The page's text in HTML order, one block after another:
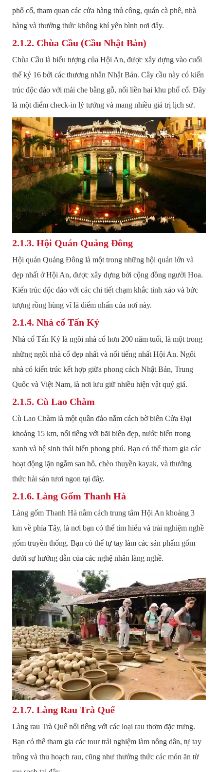
phố cổ, tham quan các cửa hàng thủ công, quán cà phê, nhà
hàng và thưởng thức không khí yên bình nơi đây.
2.1.2. Chùa Cầu (Cầu Nhật Bản)
Chùa Cầu là biểu tượng của Hội An, được xây dựng vào cuối
thế kỷ 16 bởi các thương nhân Nhật Bản. Cây cầu này có kiến
trúc độc đáo với mái che bằng gỗ, nối liền hai khu phố cổ. Đây
là một điểm check-in lý tưởng và mang nhiều giá trị lịch sử.
2.1.3. Hội Quán Quảng Đông
Hội quán Quảng Đông là một trong những hội quán lớn và
đẹp nhất ở Hội An, được xây dựng bởi cộng đồng người Hoa.
Kiến trúc độc đáo với các chi tiết chạm khắc tinh xảo và bức
tượng rồng hùng vĩ là điểm nhấn của nơi này.
2.1.4. Nhà cổ Tấn Ký
Nhà cổ Tấn Ký là ngôi nhà cổ hơn 200 năm tuổi, là một trong
những ngôi nhà cổ đẹp nhất và nổi tiếng nhất Hội An. Ngôi
nhà có kiến trúc kết hợp giữa phong cách Nhật Bản, Trung
Quốc và Việt Nam, là nơi lưu giữ nhiều hiện vật quý giá.
2.1.5. Cù Lao Chàm
Cù Lao Chàm là một quần đảo nằm cách bờ biển Cửa Đại
khoảng 15 km, nổi tiếng với bãi biển đẹp, nước biển trong
xanh và hệ sinh thái biển phong phú. Bạn có thể tham gia các
hoạt động lặn ngắm san hô, chèo thuyền kayak, và thưởng
thức hải sản tươi ngon tại đây.
2.1.6. Làng Gốm Thanh Hà
Làng gốm Thanh Hà nằm cách trung tâm Hội An khoảng 3
km về phía Tây, là nơi bạn có thể tìm hiểu và trải nghiệm nghề
gốm truyền thống. Bạn có thể tự tay làm các sản phẩm gốm
dưới sự hướng dẫn của các nghệ nhân làng nghề.
2.1.7. Làng Rau Trà Quế
Làng rau Trà Quế nổi tiếng với các loại rau thơm đặc trưng.
Bạn có thể tham gia các tour trải nghiệm làm nông dân, tự tay
trồng và thu hoạch rau, cũng như thưởng thức các món ăn từ